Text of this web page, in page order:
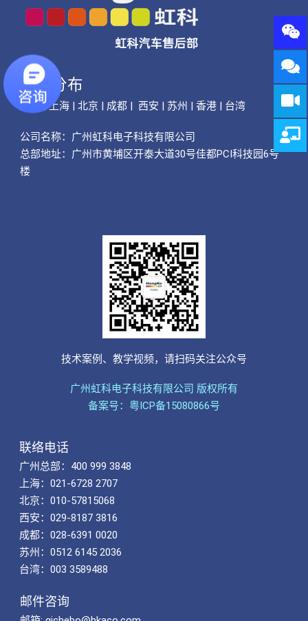
公司分布
广州 | 上海 | 北京 | 成都 | 西安 | 苏州 | 香港 | 台湾
公司名称： 广州虹科电子科技有限公司
总部地址：广州市黄埔区开泰大道30号佳都PCI科技园6号
楼
技术案例、教学视频，请扫码关注公众号
广州虹科电子科技有限公司 版权所有
备案号：粤ICP备15080866号
联络电话
广州总部：400 999 3848
上海：021-6728 2707
北京：010-57815068
西安：029-8187 3816
成都：028-6391 0020
苏州：0512 6145 2036
台湾：003 3589488
邮件咨询